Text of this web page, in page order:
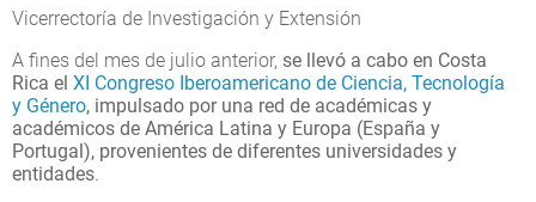
Vicerrectoría de Investigación y Extensión
A fines del mes de julio anterior, se llevó a cabo en Costa
Rica el XI Congreso Iberoamericano de Ciencia, Tecnología
y Género, impulsado por una red de académicas y
académicos de América Latina y Europa (España y
Portugal), provenientes de diferentes universidades y
entidades.